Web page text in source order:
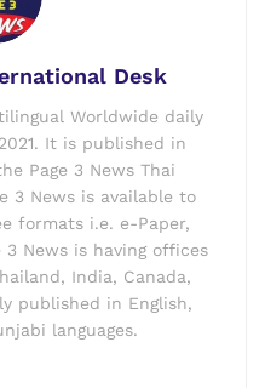
Desk
Worldwide daily
It is published in
Page 3 News Thai
3 News is available to
formats i.e. e-Paper,
News is having offices
India, Canada,
published in English,
languages.